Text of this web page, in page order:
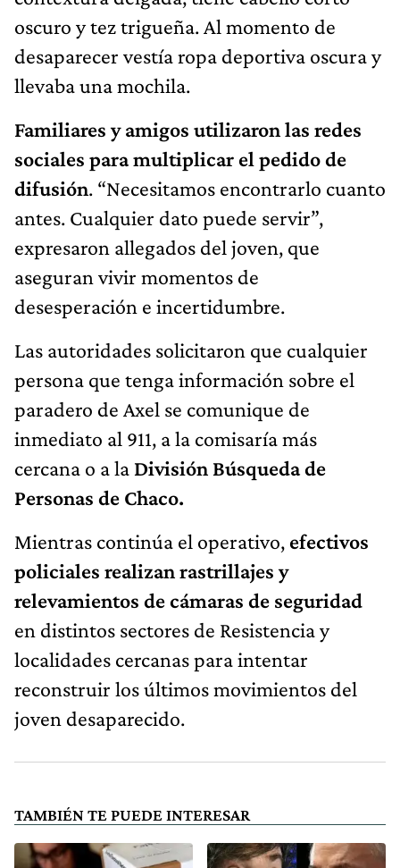
oscuro y tez trigueña. Al momento de
desaparecer vestía ropa deportiva oscura y
llevaba una mochila.
Familiares y amigos utilizaron las redes
sociales para multiplicar el pedido de
difusión. “Necesitamos encontrarlo cuanto
antes. Cualquier dato puede servir”,
expresaron allegados del joven, que
aseguran vivir momentos de
desesperación e incertidumbre.
Las autoridades solicitaron que cualquier
persona que tenga información sobre el
paradero de Axel se comunique de
inmediato al 911, a la comisaría más
cercana o a la División Búsqueda de
Personas de Chaco.
Mientras continúa el operativo, efectivos
policiales realizan rastrillajes y
relevamientos de cámaras de seguridad
en distintos sectores de Resistencia y
localidades cercanas para intentar
reconstruir los últimos movimientos del
joven desaparecido.
TAMBIÉN TE PUEDE INTERESAR